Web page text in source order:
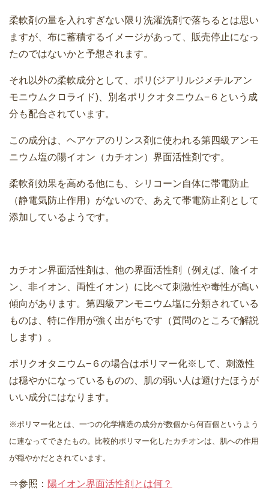
柔軟剤の量を入れすぎない限り洗濯洗剤で落ちるとは思い
ますが、布に蓄積するイメージがあって、販売停止になっ
たのではないかと予想されます。
それ以外の柔軟成分として、ポリ(ジアリルジメチルアン
モニウムクロライド)、別名ポリクオタニウム−６という成
分も配合されています。
この成分は、ヘアケアのリンス剤に使われる第四級アンモ
ニウム塩の陽イオン（カチオン）界面活性剤です。
柔軟剤効果を高める他にも、シリコーン自体に帯電防止
（静電気防止作用）がないので、あえて帯電防止剤として
添加しているようです。
カチオン界面活性剤は、他の界面活性剤（例えば、陰イオ
ン、非イオン、両性イオン）に比べて刺激性や毒性が高い
傾向があります。第四級アンモニウム塩に分類されている
ものは、特に作用が強く出がちです（質問のところで解説
します）。
ポリクオタニウム−６の場合はポリマー化※して、刺激性
は穏やかになっているものの、肌の弱い人は避けたほうが
いい成分にはなります。
※ポリマー化とは、一つの化学構造の成分が数個から何百個というよう
に連なってできたもの。比較的ポリマー化したカチオンは、肌への作用
が穏やかだとされています。
⇒参照： 陽イオン界面活性剤とは何？